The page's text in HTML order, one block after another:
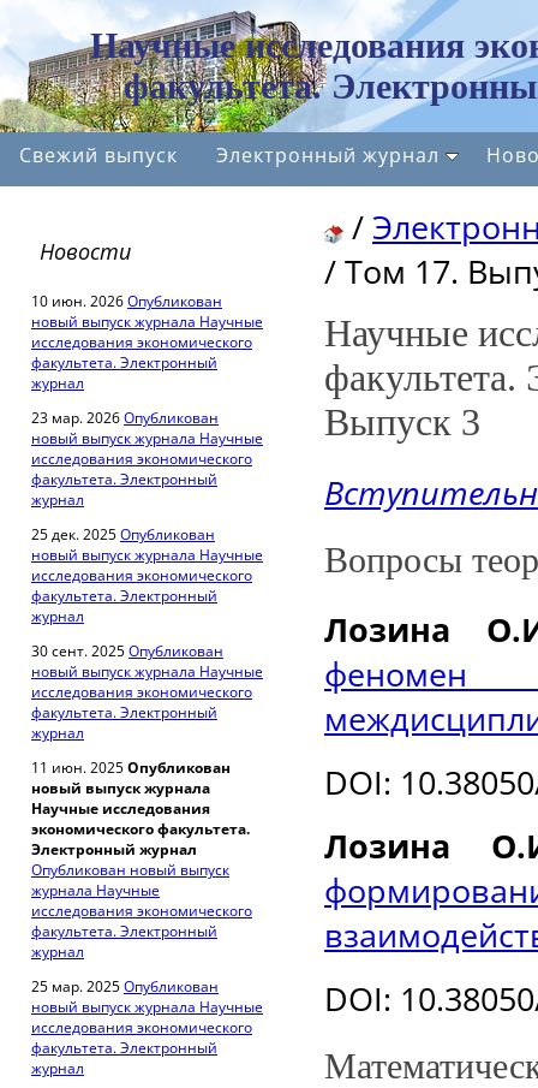
Научные исследования
факультета.
Свежий выпуск Электронный журнал
Новости
10 июн. 2026Опубликован
новый выпуск журнала Научные
исследования экономического
факультета. Электронный
журнал
23 мар. 2026Опубликован
новый выпуск журнала Научные
исследования экономического
факультета. Электронный
журнал
25 дек. 2025Опубликован
новый выпуск журнала Научные
исследования экономического
факультета. Электронный
журнал
30 сент. 2025Опубликован
новый выпуск журнала Научные
исследования экономического
факультета. Электронный
журнал
11 июн. 2025Опубликован
новый выпуск журнала
Научные исследования
экономического факультета.
Электронный журнал
Опубликован новый выпуск
журнала Научные
исследования экономического
факультета. Электронный
журнал
25 мар. 2025Опубликован
новый выпуск журнала Научные
исследования экономического
факультета. Электронный
журнал
/
/Том 17.
Научные
Выпуск 3
Вопросы
Лозина
феномен
DOI:
Лозина
DOI: